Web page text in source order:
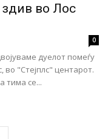
во Лос
0
дуелот помеѓу
во "Стејплс" центарот.
тима се...